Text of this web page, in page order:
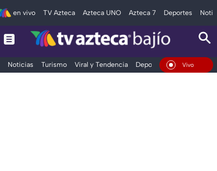
en vivo TV Azteca Azteca UNO Azteca 7 Deportes
Noticias Turismo Viral y Tendencia Deportes Espectáculos
En Vivo